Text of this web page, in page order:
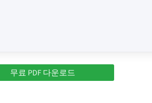
무료 PDF 다운로드